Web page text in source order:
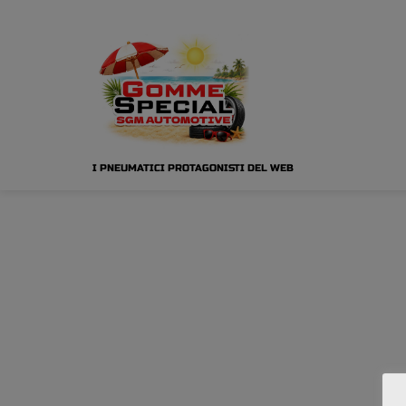
I PNEUMATICI PROTAGONISTI DEL WEB